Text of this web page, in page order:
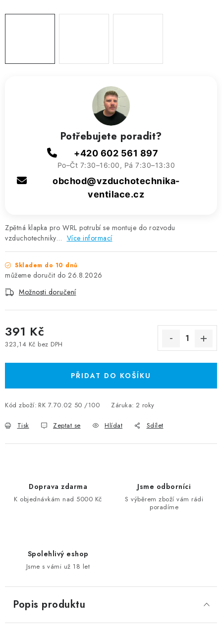
Zpětná klapka pro WRL potrubí se montuje do rozvodu
vzduchotechniky… Více informací
Skladem do 10 dnů
26.8.2026
Možnosti doručení
391 Kč
323,14 Kč bez DPH
PŘIDAT DO KOŠÍKU
Kód zboží: RK 7.70.02 50 /100 Záruka: 2 roky
Tisk Zeptat se Hlídat Sdílet
Potřebujete poradit?
+420 602 561 897
Po–Čt 7:30–16:00, Pá 7:30–13:30
obchod@vzduchotechnika-
ventilace.cz
Doprava zdarma
K objednávkám nad 5000 Kč
Jsme odborníci
S výběrem zboží vám rádi
poradíme
Spolehlivý eshop
Jsme s vámi už 18 let
Popis produktu